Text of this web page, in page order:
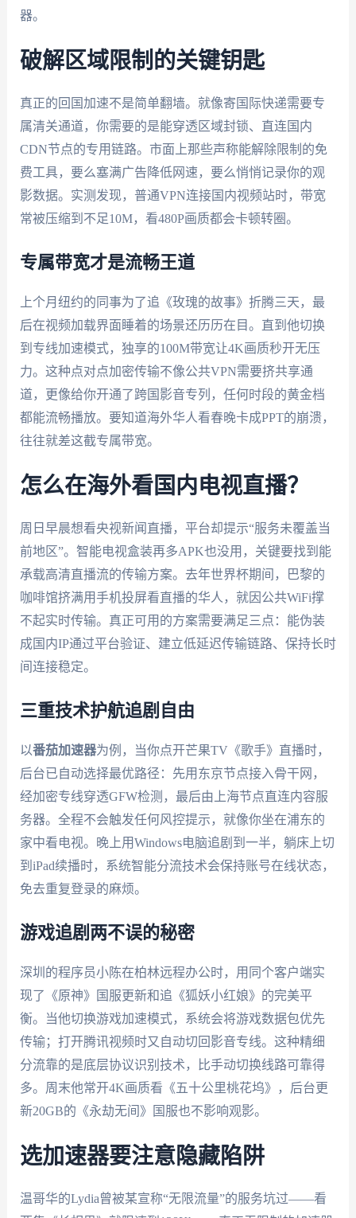
器。
破解区域限制的关键钥匙
真正的回国加速不是简单翻墙。就像寄国际快递需要专
属清关通道，你需要的是能穿透区域封锁、直连国内
CDN节点的专用链路。市面上那些声称能解除限制的免
费工具，要么塞满广告降低网速，要么悄悄记录你的观
影数据。实测发现，普通VPN连接国内视频站时，带宽
常被压缩到不足10M，看480P画质都会卡顿转圈。
专属带宽才是流畅王道
上个月纽约的同事为了追《玫瑰的故事》折腾三天，最
后在视频加载界面睡着的场景还历历在目。直到他切换
到专线加速模式，独享的100M带宽让4K画质秒开无压
力。这种点对点加密传输不像公共VPN需要挤共享通
道，更像给你开通了跨国影音专列，任何时段的黄金档
都能流畅播放。要知道海外华人看春晚卡成PPT的崩溃，
往往就差这截专属带宽。
怎么在海外看国内电视直播？
周日早晨想看央视新闻直播，平台却提示“服务未覆盖当
前地区”。智能电视盒装再多APK也没用，关键要找到能
承载高清直播流的传输方案。去年世界杯期间，巴黎的
咖啡馆挤满用手机投屏看直播的华人，就因公共WiFi撑
不起实时传输。真正可用的方案需要满足三点：能伪装
成国内IP通过平台验证、建立低延迟传输链路、保持长时
间连接稳定。
三重技术护航追剧自由
以番茄加速器为例，当你点开芒果TV《歌手》直播时，
后台已自动选择最优路径：先用东京节点接入骨干网，
经加密专线穿透GFW检测，最后由上海节点直连内容服
务器。全程不会触发任何风控提示，就像你坐在浦东的
家中看电视。晚上用Windows电脑追剧到一半，躺床上切
到iPad续播时，系统智能分流技术会保持账号在线状态，
免去重复登录的麻烦。
游戏追剧两不误的秘密
深圳的程序员小陈在柏林远程办公时，用同个客户端实
现了《原神》国服更新和追《狐妖小红娘》的完美平
衡。当他切换游戏加速模式，系统会将游戏数据包优先
传输；打开腾讯视频时又自动切回影音专线。这种精细
分流靠的是底层协议识别技术，比手动切换线路可靠得
多。周末他常开4K画质看《五十公里桃花坞》，后台更
新20GB的《永劫无间》国服也不影响观影。
选加速器要注意隐藏陷阱
温哥华的Lydia曾被某宣称“无限流量”的服务坑过——看